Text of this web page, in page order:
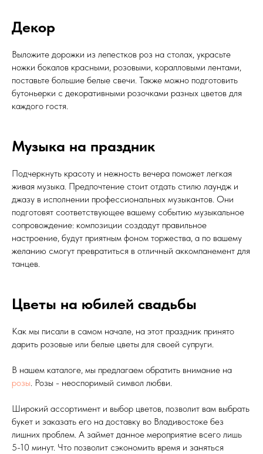
Декор
Выложите дорожки из лепестков роз на столах, украсьте
ножки бокалов красными, розовыми, коралловыми лентами,
поставьте большие белые свечи. Также можно подготовить
бутоньерки с декоративными розочками разных цветов для
каждого гостя.
Музыка на праздник
Подчеркнуть красоту и нежность вечера поможет легкая
живая музыка. Предпочтение стоит отдать стилю лаундж и
джазу в исполнении профессиональных музыкантов. Они
подготовят соответствующее вашему событию музыкальное
сопровождение: композиции создадут правильное
настроение, будут приятным фоном торжества, а по вашему
желанию смогут превратиться в отличный аккомпанемент для
танцев.
Цветы на юбилей свадьбы
Как мы писали в самом начале, на этот праздник принято
дарить розовые или белые цветы для своей супруги.
В нашем каталоге, мы предлагаем обратить внимание на
розы. Розы - неоспоримый символ любви.
Широкий ассортимент и выбор цветов, позволит вам выбрать
букет и заказать его на доставку во Владивостоке без
лишних проблем. А займет данное мероприятие всего лишь
5-10 минут. Что позволит сэкономить время и заняться